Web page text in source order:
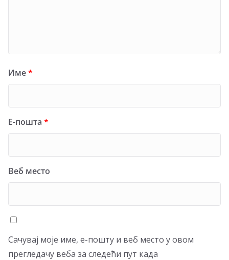
Име*
Е-пошта *
Веб место
Сачувај моје име, е-пошту и веб место у овом
прегледачу веба за следећи пут када